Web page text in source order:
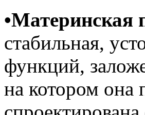
•Материнская
стабильная,
функций,
на котором она